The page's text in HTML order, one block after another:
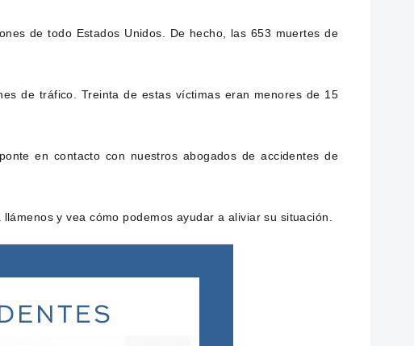
de todo Estados Unidos. De hecho, las 653 muertes de
de tráfico. Treinta de estas víctimas eran menores de 15
en contacto con nuestros abogados de accidentes de
y vea cómo podemos ayudar a aliviar su situación.